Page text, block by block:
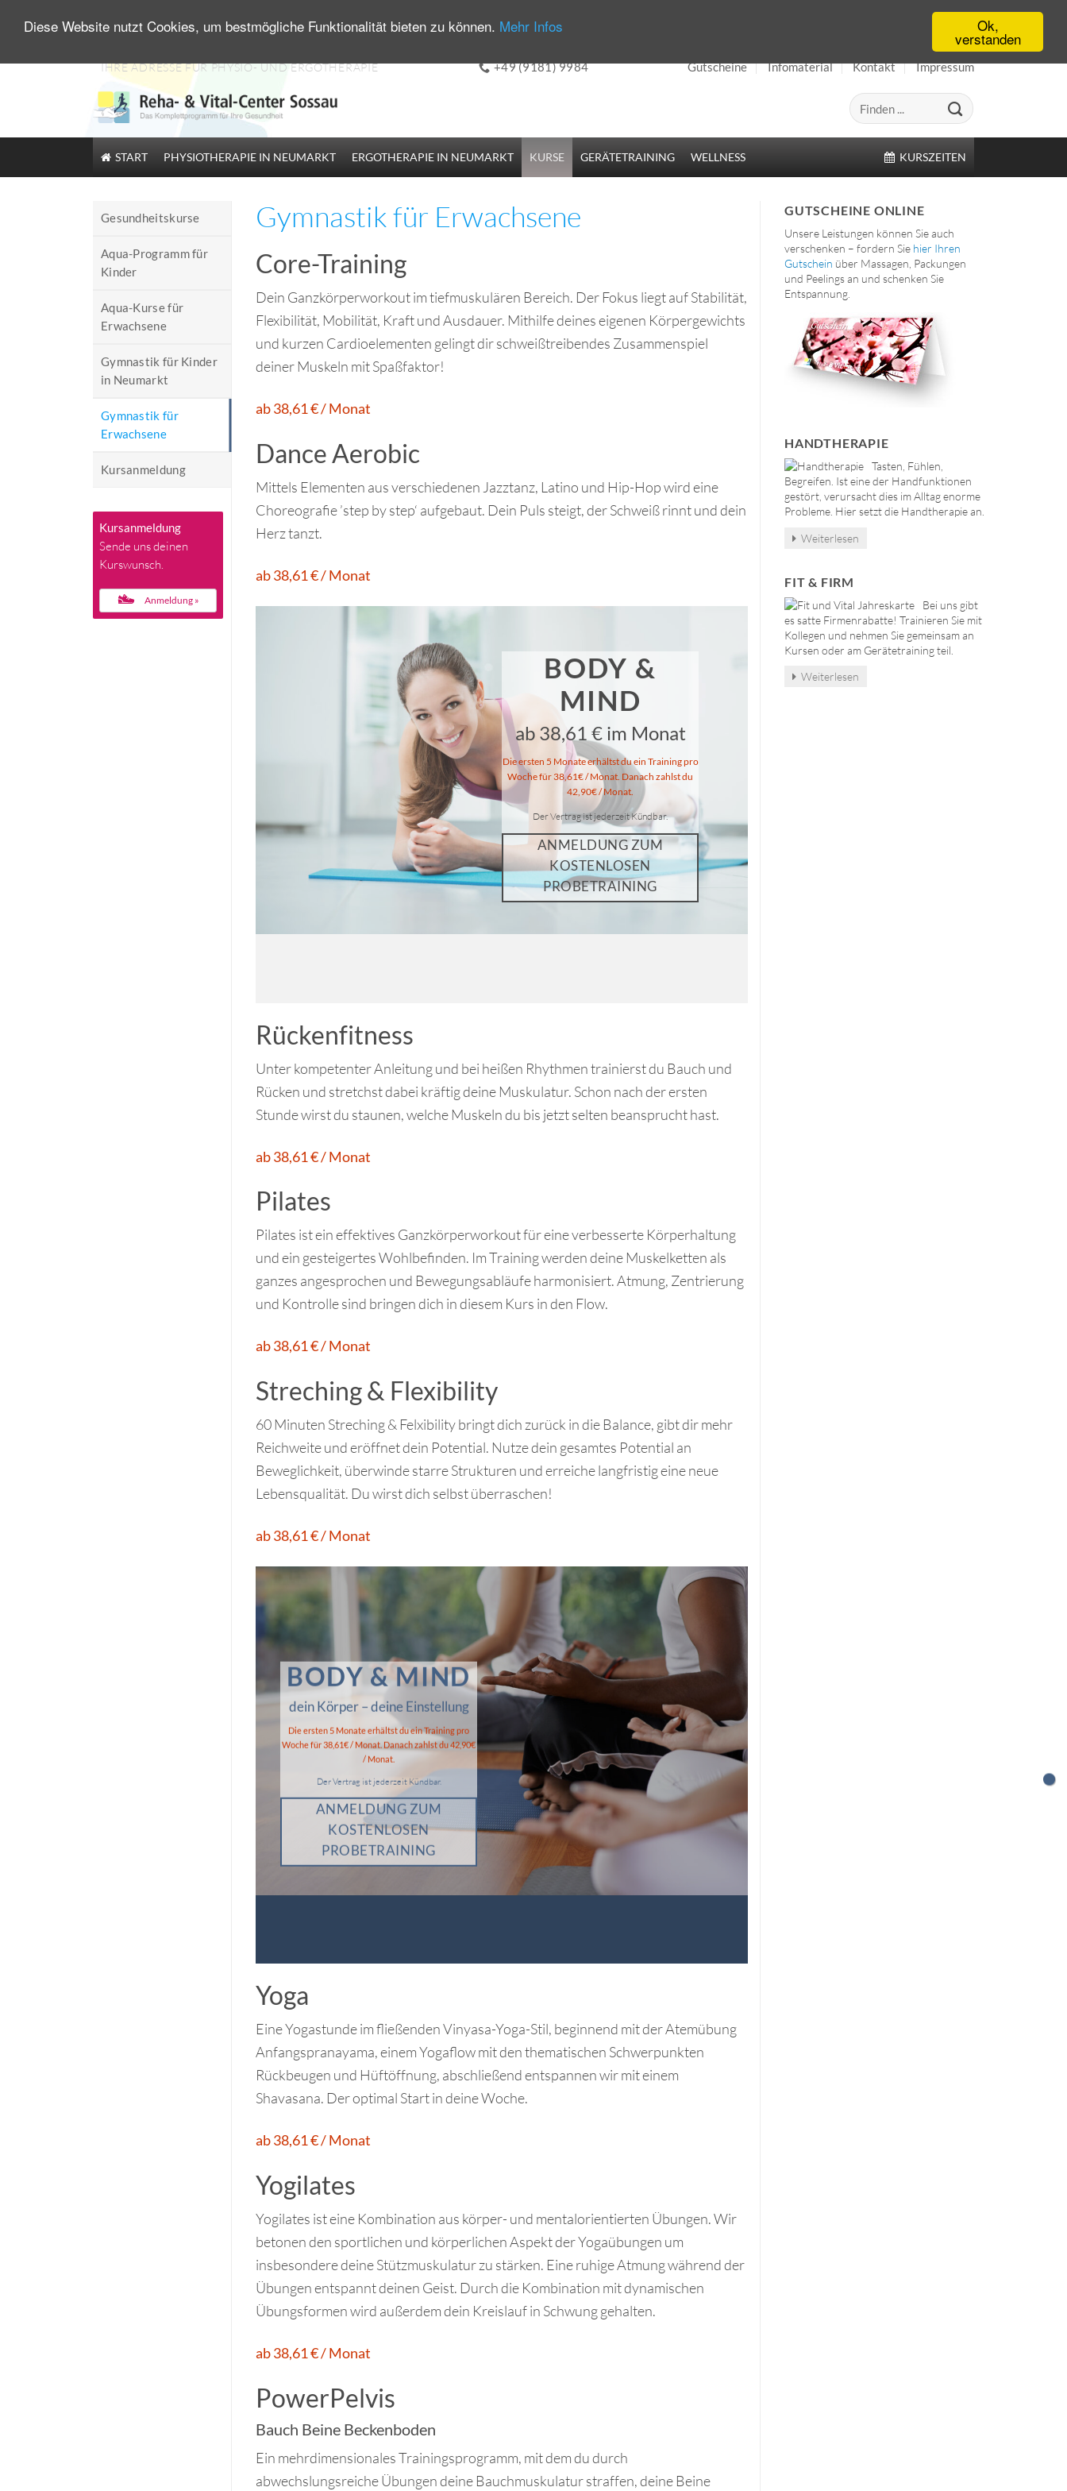
Ok,
verstanden
Diese Website nutzt Cookies, um bestmögliche Funktionalität bieten zu können. Mehr Infos
Zum
IHRE ADRESSE FÜR PHYSIO- UND ERGOTHERAPIE +49 (9181) 9984 Gutscheine Infomaterial Kontakt Impressum
START PHYSIOTHERAPIE IN NEUMARKT ERGOTHERAPIE IN NEUMARKT KURSE GERÄTETRAINING WELLNESS KURSZEITEN
Gesundheitskurse
Aqua-Programm für
Kinder
Aqua-Kurse für
Erwachsene
Gymnastik für Kinder
in Neumarkt
Gymnastik für
Erwachsene
Kursanmeldung
Kursanmeldung
Sende uns deinen
Kurswunsch.
Anmeldung »
Gymnastik für Erwachsene
Core-Training
Dein Ganzkörperworkout im tiefmuskulären Bereich. Der Fokus liegt auf Stabilität,
Flexibilität, Mobilität, Kraft und Ausdauer. Mithilfe deines eigenen Körpergewichts
und kurzen Cardioelementen gelingt dir schweißtreibendes Zusammenspiel
deiner Muskeln mit Spaßfaktor!
ab 38,61 € / Monat
Dance Aerobic
Mittels Elementen aus verschiedenen Jazztanz, Latino und Hip-Hop wird eine
Choreografie ’step by step‘ aufgebaut. Dein Puls steigt, der Schweiß rinnt und dein
Herz tanzt.
ab 38,61 € / Monat
BODY &
MIND
ab 38,61 € im Monat
Die ersten 5 Monate erhältst du ein Training pro
Woche für 38,61€ / Monat. Danach zahlst du
42,90€ / Monat.
Der Vertrag ist jederzeit Kündbar.
ANMELDUNG ZUM
KOSTENLOSEN
PROBETRAINING
Rückenfitness
Unter kompetenter Anleitung und bei heißen Rhythmen trainierst du Bauch und
Rücken und stretchst dabei kräftig deine Muskulatur. Schon nach der ersten
Stunde wirst du staunen, welche Muskeln du bis jetzt selten beansprucht hast.
ab 38,61 € / Monat
Pilates
Pilates ist ein effektives Ganzkörperworkout für eine verbesserte Körperhaltung
und ein gesteigertes Wohlbefinden. Im Training werden deine Muskelketten als
ganzes angesprochen und Bewegungsabläufe harmonisiert. Atmung, Zentrierung
und Kontrolle sind bringen dich in diesem Kurs in den Flow.
ab 38,61 € / Monat
Streching & Flexibility
60 Minuten Streching & Felxibility bringt dich zurück in die Balance, gibt dir mehr
Reichweite und eröffnet dein Potential. Nutze dein gesamtes Potential an
Beweglichkeit, überwinde starre Strukturen und erreiche langfristig eine neue
Lebensqualität. Du wirst dich selbst überraschen!
ab 38,61 € / Monat
BODY & MIND
dein Körper – deine Einstellung
Die ersten 5 Monate erhältst du ein Training pro
Woche für 38,61€ / Monat.Danach zahlst du 42,90€
/ Monat.
Der Vertrag ist jederzeit Kündbar.
ANMELDUNG ZUM
KOSTENLOSEN
PROBETRAINING
Yoga
Eine Yogastunde im fließenden Vinyasa-Yoga-Stil, beginnend mit der Atemübung
Anfangspranayama, einem Yogaflow mit den thematischen Schwerpunkten
Rückbeugen und Hüftöffnung, abschließend entspannen wir mit einem
Shavasana. Der optimal Start in deine Woche.
ab 38,61 € / Monat
Yogilates
Yogilates ist eine Kombination aus körper- und mentalorientierten Übungen. Wir
betonen den sportlichen und körperlichen Aspekt der Yogaübungen um
insbesondere deine Stützmuskulatur zu stärken. Eine ruhige Atmung während der
Übungen entspannt deinen Geist. Durch die Kombination mit dynamischen
Übungsformen wird außerdem dein Kreislauf in Schwung gehalten.
ab 38,61 € / Monat
PowerPelvis
Bauch Beine Beckenboden
Ein mehrdimensionales Trainingsprogramm, mit dem du durch
abwechslungsreiche Übungen deine Bauchmuskulatur straffen, deine Beine
GUTSCHEINE ONLINE
Unsere Leistungen können Sie auch
verschenken – fordern Sie hier Ihren
Gutschein über Massagen, Packungen
und Peelings an und schenken Sie
Entspannung.
HANDTHERAPIE
Tasten, Fühlen,
Begreifen. Ist eine der Handfunktionen
gestört, verursacht dies im Alltag enorme
Probleme. Hier setzt die Handtherapie an.
Weiterlesen
FIT & FIRM
Bei uns gibt
es satte Firmenrabatte! Trainieren Sie mit
Kollegen und nehmen Sie gemeinsam an
Kursen oder am Gerätetraining teil.
Weiterlesen